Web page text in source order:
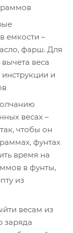
емкости –
фарш. Для
вычета веса
и
весах –
чтобы он
фунтах
время на
в фунты,
из
весам из
заряда